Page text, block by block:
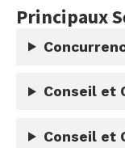
Principaux
Conseil et
Conseil et